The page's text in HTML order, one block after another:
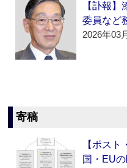
【訃報
委員など
2026年03
寄稿
【ポス
国・EU